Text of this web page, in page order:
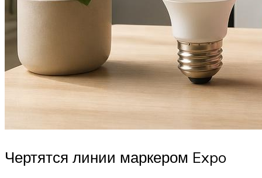
Чертятся линии маркером Expo